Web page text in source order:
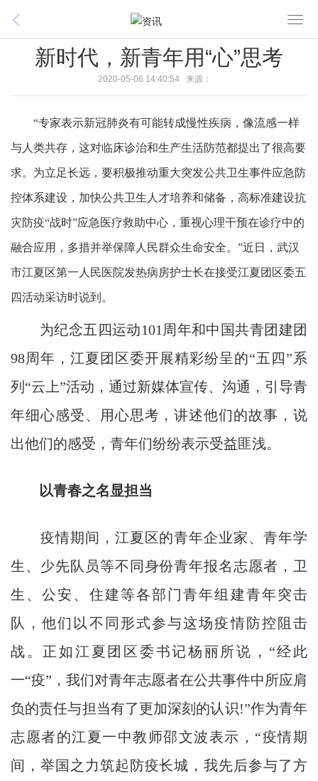
o
l
a
g
o
新时代，新青年用“心”思考
2020-05-06 14:40:54 来源：
“专家表示新冠肺炎有可能转成慢性疾病，像流感一样
与人类共存，这对临床诊治和生产生活防范都提出了很高要
求。为立足长远，要积极推动重大突发公共卫生事件应急防
控体系建设，加快公共卫生人才培养和储备，高标准建设抗
灾防疫“战时”应急医疗救助中心，重视心理干预在诊疗中的
融合应用，多措并举保障人民群众生命安全。”近日，武汉
市江夏区第一人民医院发热病房护士长在接受江夏团区委五
四活动采访时说到。
为纪念五四运动101周年和中国共青团建团
98周年，江夏团区委开展精彩纷呈的“五四”系
列“云上”活动，通过新媒体宣传、沟通，引导青
年细心感受、用心思考，讲述他们的故事，说
出他们的感受，青年们纷纷表示受益匪浅。
以青春之名显担当
疫情期间，江夏区的青年企业家、青年学
生、少先队员等不同身份青年报名志愿者，卫
生、公安、住建等各部门青年组建青年突击
队，他们以不同形式参与这场疫情防控阻击
战。正如江夏团区委书记杨丽所说，“经此
一“疫”，我们对青年志愿者在公共事件中所应肩
负的责任与担当有了更加深刻的认识!”作为青年
志愿者的江夏一中教师邵文波表示，“疫情期
间，举国之力筑起防疫长城，我先后参与了方